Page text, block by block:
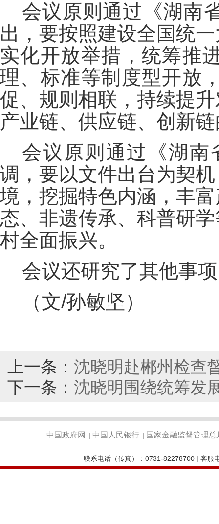
会议原则通过《湖南
出，要按照建设全国统
实化开放举措，统筹推
理、标准等制度型开放
促、规则相联，持续提
产业链、供应链、创新
会议原则通过《湖
调，要以文件出台为契
境，挖掘特色内涵，丰
态、非遗传承、科普研
村全面振兴。
会议还研究了其他事
（文/孙敏坚）
上一条： 沈晓明赴郴州检查
下一条： 沈晓明围绕统筹发
中国政府网 | 中国人民银行 | 国家金融监督管理总
联系电话（传真）：0731-82278700 | 客服